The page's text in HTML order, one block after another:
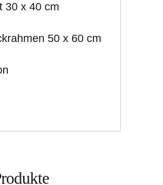
30 x 40 cm
50 x 60 cm